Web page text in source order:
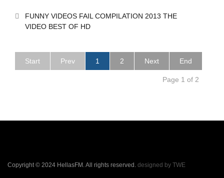
FUNNY VIDEOS FAIL COMPILATION 2013 THE
VIDEO BEST OF HD
Start Prev 1 2 Next End
Page 1 of 2
Copyright © 2024 HellasFM. All rights reserved. designed by TWE